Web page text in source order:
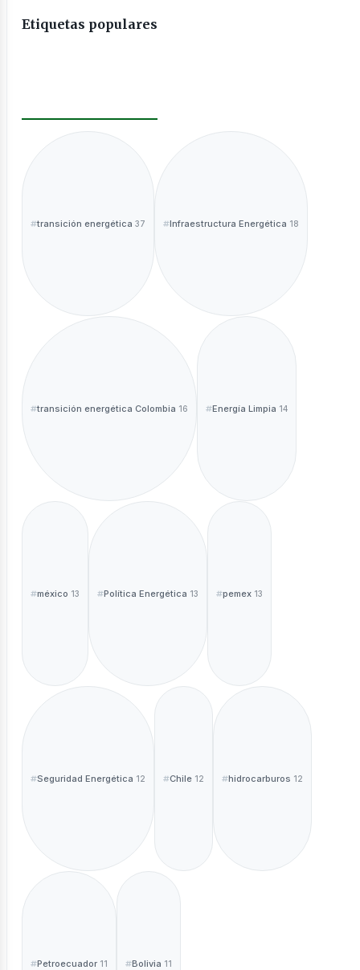
Etiquetas populares
transición energética 37 Infraestructura Energética 18
transición energética Colombia 16 Energía Limpia 14
méxico 13 Política Energética 13 pemex 13
Seguridad Energética 12 Chile 12 hidrocarburos 12
Petroecuador 11 Bolivia 11